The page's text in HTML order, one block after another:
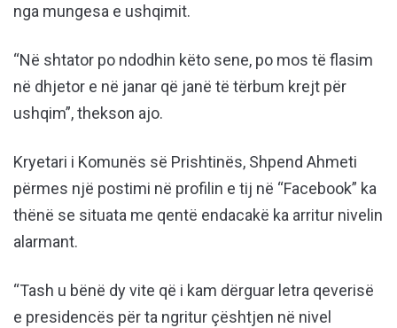
nga mungesa e ushqimit.
“Në shtator po ndodhin këto sene, po mos të flasim
në dhjetor e në janar që janë të tërbum krejt për
ushqim”, thekson ajo.
Kryetari i Komunës së Prishtinës, Shpend Ahmeti
përmes një postimi në profilin e tij në “Facebook” ka
thënë se situata me qentë endacakë ka arritur nivelin
alarmant.
“Tash u bënë dy vite që i kam dërguar letra qeverisë
e presidencës për ta ngritur çështjen në nivel